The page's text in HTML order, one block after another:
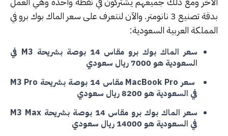
بدقة تصنيع 3 نانومتر. والآن لنتعرف على سعر الماك بوك برو في
العربية السعودية:
سعر الماك بوك برو مقاس 14 بوصة بشريحة M3 في
السعودية هو 7000 ريال سعودي
سعر MacBook Pro مقاس 14 بوصة بشريحة M3 Pro
في السعودية هو 8200 ريال سعودي
سعر الماك بوك برو مقاس 14 بوصة بشريحة M3 Max
في السعودية هو 14000 ريال سعودي